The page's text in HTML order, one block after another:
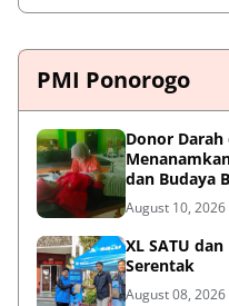
PMI Ponorogo
Donor Darah
dan Budaya
August 10, 2026
XL SATU
Serentak
August 08, 2026